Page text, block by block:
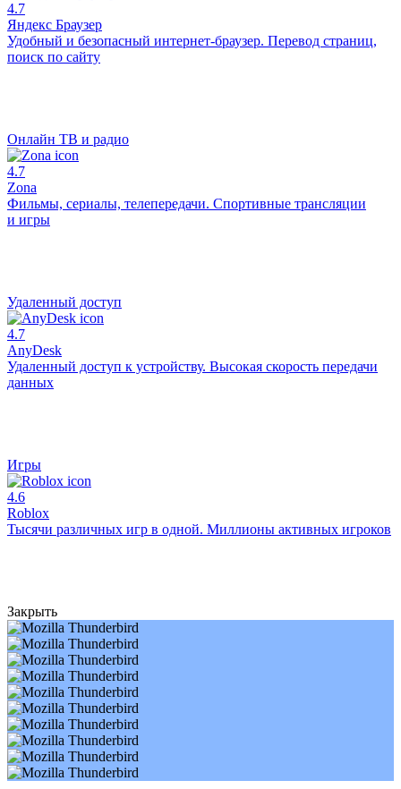
4.7
Яндекс Браузер
Удобный и безопасный интернет-браузер. Перевод страниц,
поиск по сайту
Онлайн ТВ и радио
4.7
Zona
Фильмы, сериалы, телепередачи. Спортивные трансляции
и игры
Удаленный доступ
4.7
AnyDesk
Удаленный доступ к устройству. Высокая скорость передачи
данных
Игры
4.6
Roblox
Тысячи различных игр в одной. Миллионы активных игроков
Закрыть